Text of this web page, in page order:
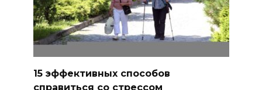
15 эффективных способов
справиться со стрессом